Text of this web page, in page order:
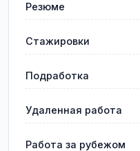
Резюме
Стажировки
Подработка
Удаленная работа
Работа за рубежом